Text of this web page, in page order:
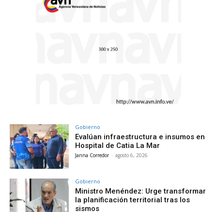
Gobierno
Evalúan infraestructura e insumos en
Hospital de Catia La Mar
Janna Corredor - agosto 6, 2026
Gobierno
Ministro Menéndez: Urge transformar
la planificación territorial tras los
sismos